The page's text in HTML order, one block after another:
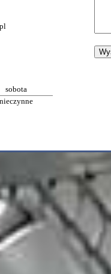
sobota
nieczynne